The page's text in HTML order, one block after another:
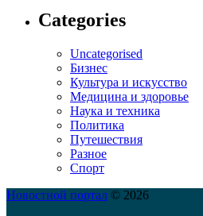
Categories
Uncategorised
Бизнес
Культура и искусство
Медицина и здоровье
Наука и техника
Политика
Путешествия
Разное
Спорт
Новостной портал © 2026